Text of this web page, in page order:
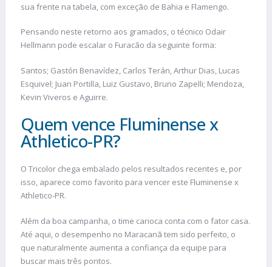
sua frente na tabela, com exceção de Bahia e Flamengo.
Pensando neste retorno aos gramados, o técnico Odair
Hellmann pode escalar o Furacão da seguinte forma:
Santos; Gastón Benavídez, Carlos Terán, Arthur Dias, Lucas
Esquivel; Juan Portilla, Luiz Gustavo, Bruno Zapelli; Mendoza,
Kevin Viveros e Aguirre.
Quem vence Fluminense x
Athletico-PR?
O Tricolor chega embalado pelos resultados recentes e, por
isso, aparece como favorito para vencer este Fluminense x
Athletico-PR.
Além da boa campanha, o time carioca conta com o fator casa.
Até aqui, o desempenho no Maracanã tem sido perfeito, o
que naturalmente aumenta a confiança da equipe para
buscar mais três pontos.